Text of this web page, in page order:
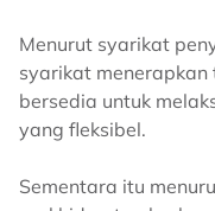
Menurut syarikat
syarikat menerapkan
bersedia untuk
yang fleksibel.
Sementara itu